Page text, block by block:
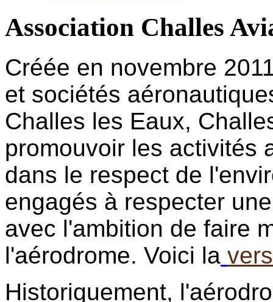
Association Challes
Créée en novembre
et sociétés
Challes les Eaux,
promouvoir les activités
dans le respect de
engagés à respecter
avec l'ambition de faire
l'aérodrome. Voici la
Historiquement,